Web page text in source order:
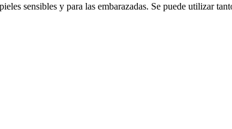
sensibles y para las embarazadas. Se puede utilizar